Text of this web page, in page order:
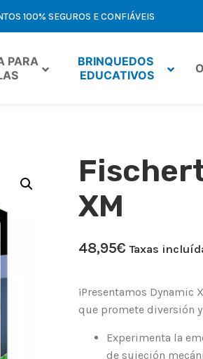
100% SEGUROS E CONFIÁVEIS
PARA
BRINQUEDOS
EDUCATIVOS
XM
48,95€ Taxas
¡Presentamos
que promete diversión
Experimenta la
de sujeción